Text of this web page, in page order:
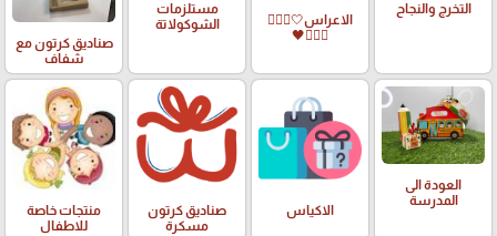
التخرج والنجاح
الاعراس🤍🤵🏻‍♀️
👰🏻‍♀️🖤
مستلزمات
الشوكولاتة
صناديق كرتون مع
شفاف
العودة الى
المدرسة
الاكياس
صناديق كرتون
مسكرة
منتجات خاصة
للاطفال